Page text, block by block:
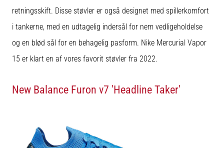
2025
med
officielle
trøjer
støvler
adidas
retningsskift. Disse støvler er også designet med spillerkomfort
i tankerne, med en udtagelig indersål for nem vedligeholdelse
og en blød sål for en behagelig pasform. Nike Mercurial Vapor
15 er klart en af vores favorit støvler fra 2022.
New Balance Furon v7 'Headline Taker'